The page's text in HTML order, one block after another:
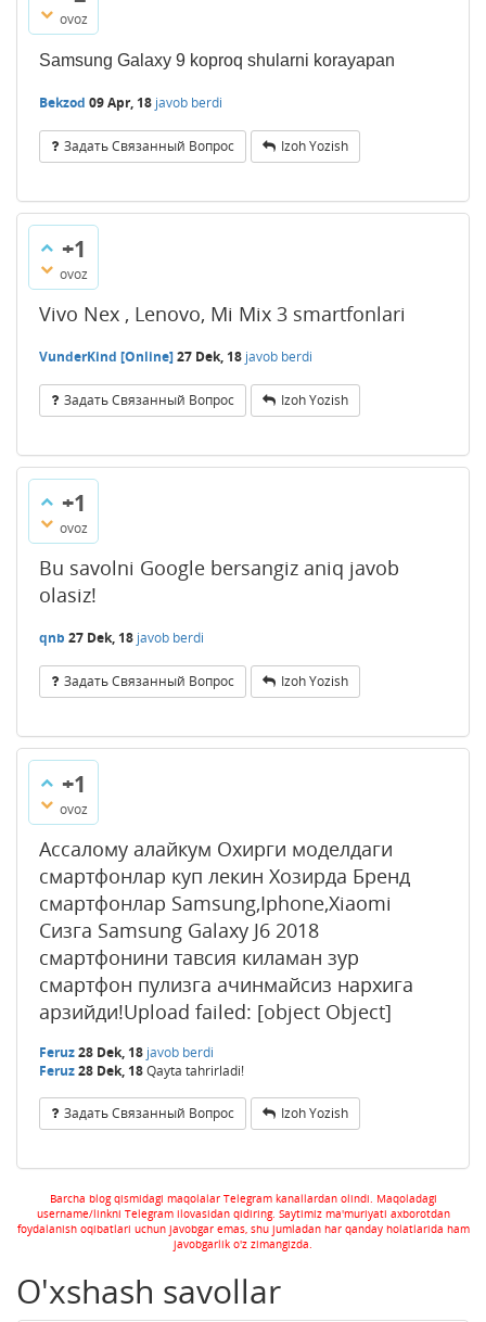
ovoz
Samsung Galaxy 9 koproq shularni korayapan
Bekzod 09 Apr, 18 javob berdi
Задать Связанный Вопрос Izoh Yozish
+1
ovoz
Vivo Nex , Lenovo, Mi Mix 3 smartfonlari
VunderKind [Online]27 Dek, 18 javob berdi
Задать Связанный Вопрос Izoh Yozish
+1
ovoz
Bu savolni Google bersangiz aniq javob
olasiz!
qnb 27 Dek, 18 javob berdi
Задать Связанный Вопрос Izoh Yozish
+1
ovoz
Ассалому алайкум Охирги моделдаги
смартфонлар куп лекин Хозирда Бренд
смартфонлар Samsung,Iphone,Xiaomi
Сизга Samsung Galaxy J6 2018
смартфонини тавсия киламан зур
смартфон пулизга ачинмайсиз нархига
арзийди!Upload failed: [object Object]
Feruz28 Dek, 18 javob berdi
Feruz28 Dek, 18Qayta tahrirladi!
Задать Связанный Вопрос Izoh Yozish
Barcha blog qismidagi maqolalar Telegram kanallardan olindi. Maqoladagi
username/linkni Telegram ilovasidan qidiring. Saytimiz ma'muriyati axborotdan
foydalanish oqibatlari uchun javobgar emas, shu jumladan har qanday holatlarida ham
javobgarlik o'z zimangizda.
O'xshash savollar